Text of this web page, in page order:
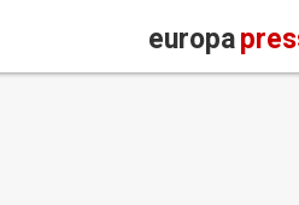
europa